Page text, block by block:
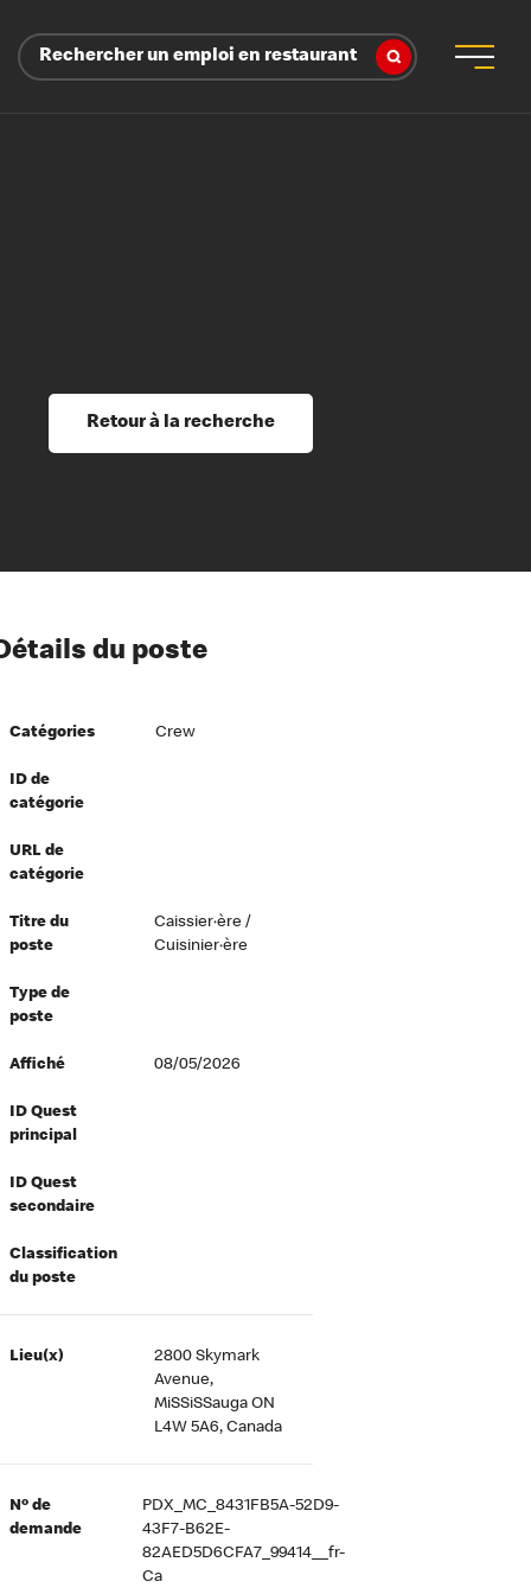
Rechercher un emploi en restaurant
et perfectionnement
du savoir
à l’égard de nos employés
directeurs
équité et inclusion
au travail
Retour à la recherche
du poste
Catégories Crew
ID de
catégorie
URL de
catégorie
Titre du
poste
Caissier·ère /
Cuisinier·ère
Type de
poste
Affiché 08/05/2026
ID Quest
principal
ID Quest
secondaire
Classification
du poste
Lieu(x)
2800 Skymark
Avenue,
MiSSiSSauga ON
L4W 5A6, Canada
Nº de
demande
PDX_MC_8431FB5A-52D9-
43F7-B62E-
82AED5D6CFA7_99414__fr-
Ca